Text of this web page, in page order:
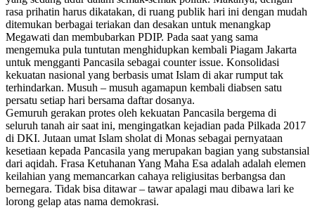
rasa prihatin harus dikatakan, di ruang publik hari ini dengan mudah
ditemukan berbagai teriakan dan desakan untuk menangkap
Megawati dan membubarkan PDIP. Pada saat yang sama
mengemuka pula tuntutan menghidupkan kembali Piagam Jakarta
untuk mengganti Pancasila sebagai counter issue. Konsolidasi
kekuatan nasional yang berbasis umat Islam di akar rumput tak
terhindarkan. Musuh – musuh agamapun kembali diabsen satu
persatu setiap hari bersama daftar dosanya.
Gemuruh gerakan protes oleh kekuatan Pancasila bergema di
seluruh tanah air saat ini, mengingatkan kejadian pada Pilkada 2017
di DKI. Jutaan umat Islam sholat di Monas sebagai pernyataan
kesetiaan kepada Pancasila yang merupakan bagian yang substansial
dari aqidah. Frasa Ketuhanan Yang Maha Esa adalah adalah elemen
keilahian yang memancarkan cahaya religiusitas berbangsa dan
bernegara. Tidak bisa ditawar – tawar apalagi mau dibawa lari ke
lorong gelap atas nama demokrasi.